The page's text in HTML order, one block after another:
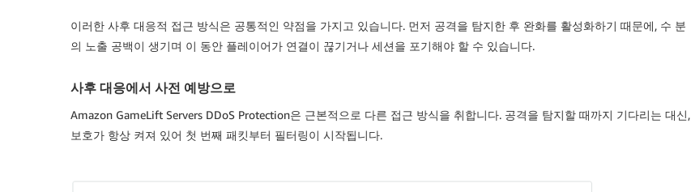
이러한 사후 대응적 접근 방식은 공통적인 약점을 가지고 있습니다. 먼저 공격을 탐지한 후 완화를 활성화하기 때문에, 수 분
의 노출 공백이 생기며 이 동안 플레이어가 연결이 끊기거나 세션을 포기해야 할 수 있습니다.
사후 대응에서 사전 예방으로
Amazon GameLift Servers DDoS Protection은 근본적으로 다른 접근 방식을 취합니다. 공격을 탐지할 때까지 기다리는 대신,
보호가 항상 켜져 있어 첫 번째 패킷부터 필터링이 시작됩니다.